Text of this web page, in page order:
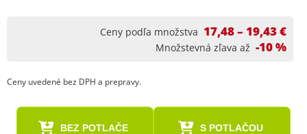
Ceny podľa množstva 17,48 – 19,43 €
Množstevná zľava až -10 %
Ceny uvedené bez DPH a prepravy.
BEZ POTLAČE S POTLAČOU